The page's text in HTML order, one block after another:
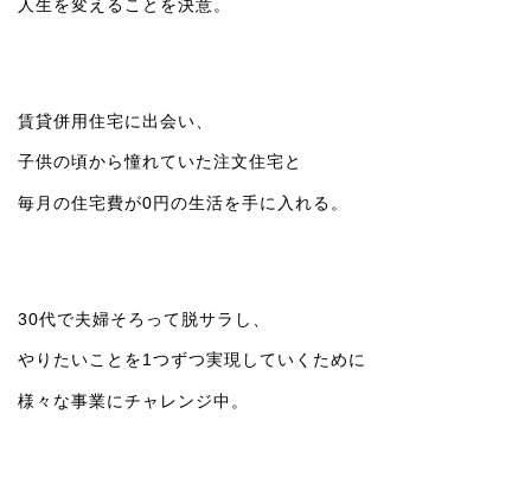
人生を変えることを決意。
賃貸併用住宅に出会い、
子供の頃から憧れていた注文住宅と
毎月の住宅費が0円の生活を手に入れる。
30代で夫婦そろって脱サラし、
やりたいことを1つずつ実現していくために
様々な事業にチャレンジ中。